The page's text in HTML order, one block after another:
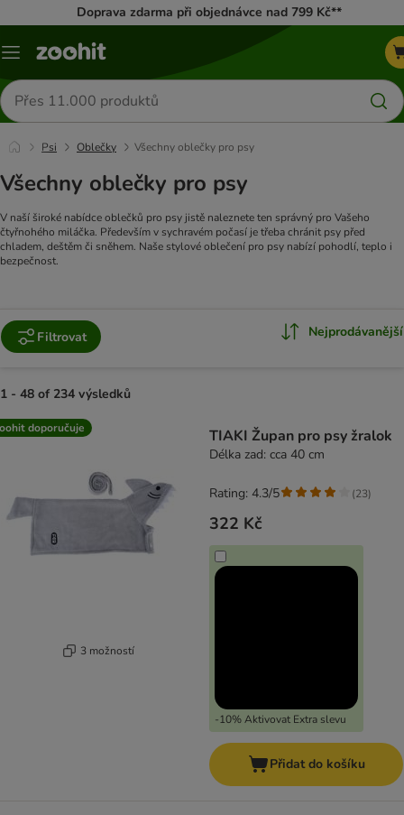
Doprava zdarma při objednávce nad 799 Kč**
Menu
Hledat
produkty
Psi Oblečky Všechny oblečky pro psy
Všechny oblečky pro psy
V naší široké nabídce oblečků pro psy jistě naleznete ten správný pro Vašeho
čtyřnohého miláčka. Především v sychravém počasí je třeba chránit psy před
chladem, deštěm či sněhem. Naše stylové oblečení pro psy nabízí pohodlí, teplo i
bezpečnost.
Filtrovat Nejprodávanější
1 - 48 of 234 výsledků
product items have been changed
doporučuje
3 možností
TIAKI Župan pro psy žralok
Délka zad: cca 40 cm
322 Kč
-10% Aktivovat Extra slevu
Rating: 4.3/5 (23)
Přidat do košíku